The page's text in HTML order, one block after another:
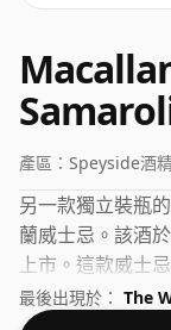
產區： Speyside酒
另一款獨立裝瓶
蘭威士忌。該酒
上市。這款威士
平有所提高，實
最後出現於： The